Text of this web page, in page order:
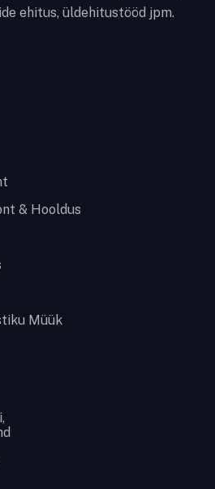
ehitus, üldehitustööd jpm.
& Hooldus
Müük